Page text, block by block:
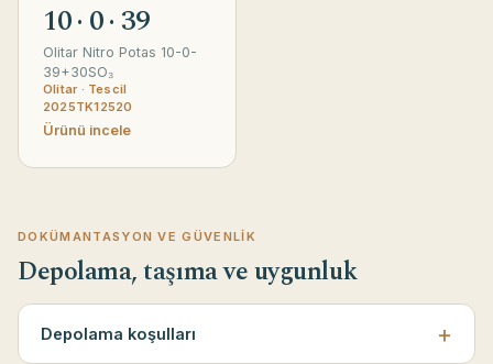
10 · 0 · 39
Olitar Nitro Potas 10-0-
39+30SO₃
Olitar · Tescil
2025TK12520
Ürünü incele
DOKÜMANTASYON VE GÜVENLIK
Depolama, taşıma ve uygunluk
Depolama koşulları